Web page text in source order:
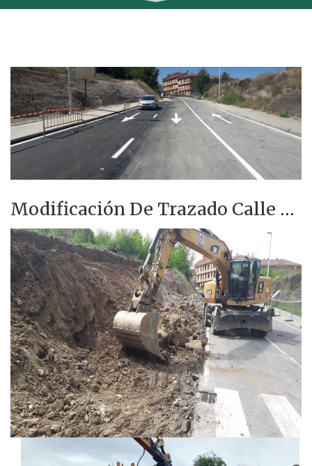
Modificación De Trazado Calle San Gabriel. Segovia (Segovia)